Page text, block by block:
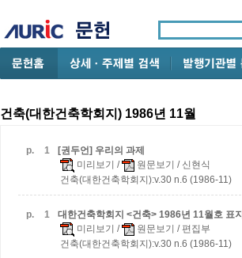
건축(대한건축학회지) 1986년 11월
p. 1
[권두언] 우리의 과제
미리보기 / 원문보기 / 신현식
건축(대한건축학회지):v.30 n.6 (1986-11)
p. 1
대한건축학회지 <건축> 1986년 11월호 표지
미리보기 / 원문보기 / 편집부
건축(대한건축학회지):v.30 n.6 (1986-11)